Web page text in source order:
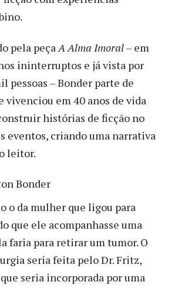
pela peçaA Alma Imoral– em
ininterruptos e já vista por
pessoas – Bonder parte de
vivenciou em 40 anos de vida
histórias de ficção no
eventos, criando uma narrativa
leitor.
o da mulher que ligou para
que ele acompanhasse uma
faria para retirar um tumor. O
seria feita pelo Dr. Fritz,
seria incorporada por uma